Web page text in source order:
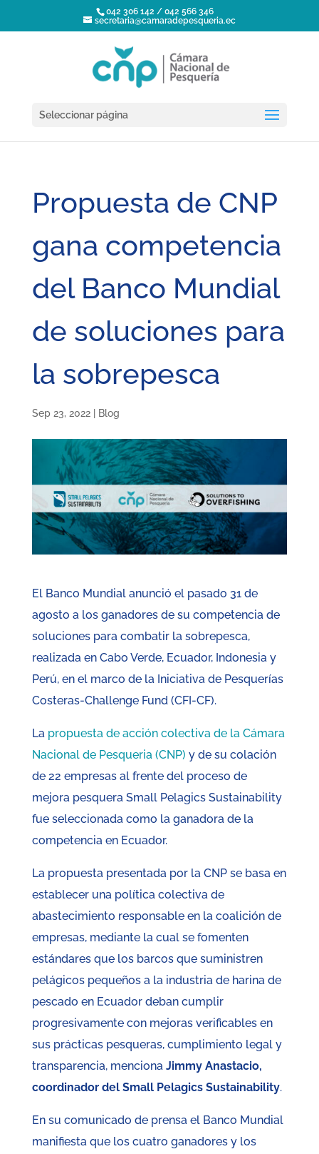
042 306 142 / 042 566 346
secretaria@camaradepesqueria.ec
Seleccionar página
Propuesta de CNP
gana competencia
del Banco Mundial
de soluciones para
la sobrepesca
Sep 23, 2022| Blog
El Banco Mundial anunció el pasado 31 de
agosto a los ganadores de su competencia de
soluciones para combatir la sobrepesca,
realizada en Cabo Verde, Ecuador, Indonesia y
Perú, en el marco de la Iniciativa de Pesquerías
Costeras-Challenge Fund (CFI-CF).
La propuesta de acción colectiva de la Cámara
Nacional de Pesqueria (CNP) y de su colación
de 22 empresas al frente del proceso de
mejora pesquera Small Pelagics Sustainability
fue seleccionada como la ganadora de la
competencia en Ecuador.
La propuesta presentada por la CNP se basa en
establecer una política colectiva de
abastecimiento responsable en la coalición de
empresas, mediante la cual se fomenten
estándares que los barcos que suministren
pelágicos pequeños a la industria de harina de
pescado en Ecuador deban cumplir
progresivamente con mejoras verificables en
sus prácticas pesqueras, cumplimiento legal y
transparencia, menciona Jimmy Anastacio,
coordinador del Small Pelagics Sustainability.
En su comunicado de prensa el Banco Mundial
manifiesta que los cuatro ganadores y los